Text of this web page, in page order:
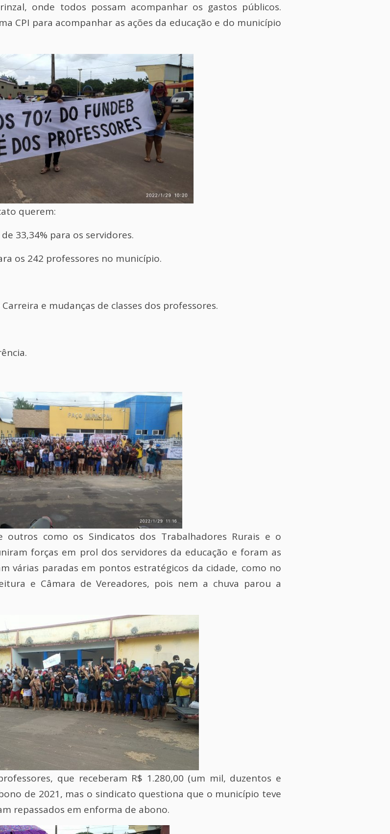
onde todos possam acompanhar os gastos públicos.
CPI para acompanhar as ações da educação e do município
querem:
33,34% para os servidores.
os 242 professores no município.
e mudanças de classes dos professores.
outros como os Sindicatos dos Trabalhadores Rurais e o
forças em prol dos servidores da educação e foram as
várias paradas em pontos estratégicos da cidade, como no
e Câmara de Vereadores, pois nem a chuva parou a
que receberam R$ 1.280,00 (um mil, duzentos e
de 2021, mas o sindicato questiona que o município teve
repassados em enforma de abono.